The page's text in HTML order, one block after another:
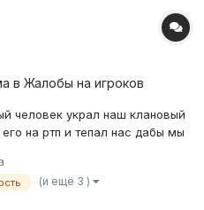
в Жалобы на игроков
человек украл наш клановый
на ртп и тепал нас дабы мы
на хоме, но его досихпор не
он был удален. Н...
(и ещё 3 )